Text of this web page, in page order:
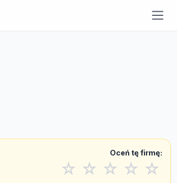
Oceń tę firmę:
☆ ☆ ☆ ☆ ☆